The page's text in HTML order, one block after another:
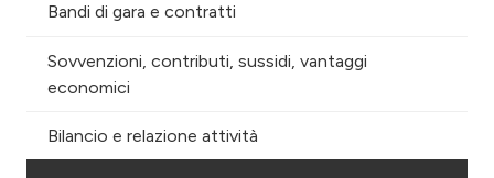
Bandi di gara e contratti
Sovvenzioni, contributi, sussidi, vantaggi
economici
Bilancio e relazione attività